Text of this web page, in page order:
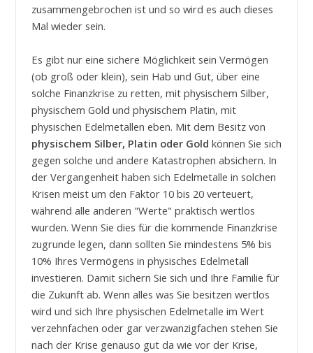
zusammengebrochen ist und so wird es auch dieses
Mal wieder sein.
Es gibt nur eine sichere Möglichkeit sein Vermögen
(ob groß oder klein), sein Hab und Gut, über eine
solche Finanzkrise zu retten, mit physischem Silber,
physischem Gold und physischem Platin, mit
physischen Edelmetallen eben. Mit dem Besitz von
physischem Silber, Platin oder Gold können Sie sich
gegen solche und andere Katastrophen absichern. In
der Vergangenheit haben sich Edelmetalle in solchen
Krisen meist um den Faktor 10 bis 20 verteuert,
während alle anderen "Werte" praktisch wertlos
wurden. Wenn Sie dies für die kommende Finanzkrise
zugrunde legen, dann sollten Sie mindestens 5% bis
10% Ihres Vermögens in physisches Edelmetall
investieren. Damit sichern Sie sich und Ihre Familie für
die Zukunft ab. Wenn alles was Sie besitzen wertlos
wird und sich Ihre physischen Edelmetalle im Wert
verzehnfachen oder gar verzwanzigfachen stehen Sie
nach der Krise genauso gut da wie vor der Krise,